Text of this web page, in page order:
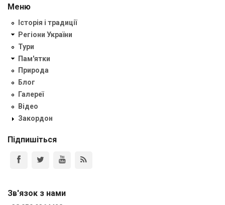
Меню
Історія і традиції
Регіони України
Тури
Пам'ятки
Природа
Блог
Галереї
Відео
Закордон
Підпишіться
Зв'язок з нами